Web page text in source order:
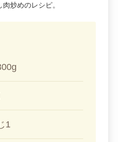
炒めのレシピ。
1